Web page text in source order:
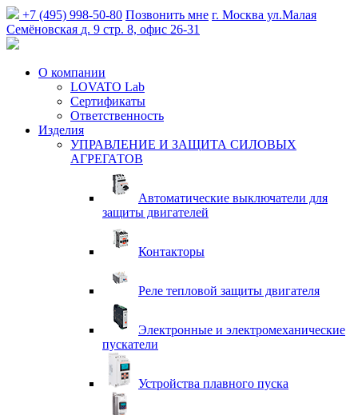
+7 (495) 998-50-80 Позвонить мне г. Москва ул.Малая
Семёновская д. 9 стр. 8, офис 26-31
О компании
LOVATO Lab
Сертификаты
Ответственность
Изделия
УПРАВЛЕНИЕ И ЗАЩИТА СИЛОВЫХ
АГРЕГАТОВ
Автоматические выключатели для
защиты двигателей
Контакторы
Реле тепловой защиты двигателя
Электронные и электромеханические
пускатели
Устройства плавного пуска